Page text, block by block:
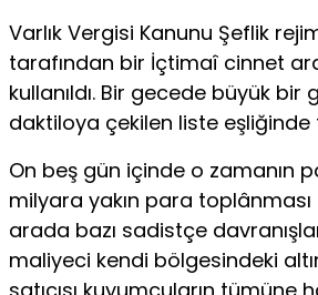
Varlık Vergisi Kanunu Şeflik
tarafından bir İçtimaî cinnet
kullanıldı. Bir gecede büyük bir
daktiloya çekilen liste eşliğinde
On beş gün içinde o zamanın
milyara yakın para toplânması
arada bazı sadistçe
maliyeci kendi bölgesindeki